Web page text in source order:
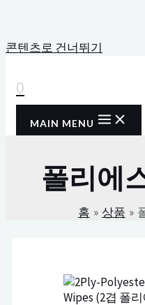
콘텐츠로 건너뛰기
0
MAIN MENU
폴리에
홈 상품